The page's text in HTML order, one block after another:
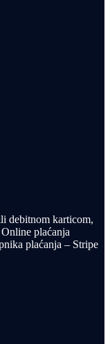
debitnom karticom,
plaćanja
plaćanja – Stripe